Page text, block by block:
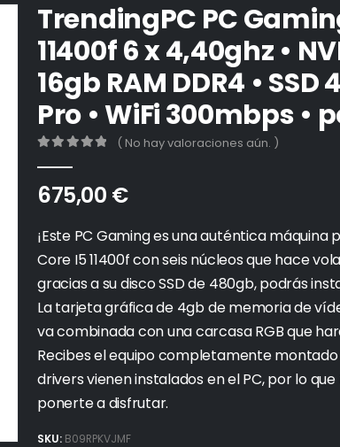
TrendingPC PC
11400f 6 x 4,40ghz •
16gb RAM DDR4 •
Pro • WiFi 300mbps •
( No hay valoraciones aún. )
675,00 €
¡Este PC Gaming es una auténtica
Core I5 11400f con seis núcleos que hace
gracias a su disco SSD de 480gb, podrás
La tarjeta gráfica de 4gb de memoria de
va combinada con una carcasa RGB que
Recibes el equipo completamente montado
drivers vienen instalados en el PC, por lo
ponerte a disfrutar.
SKU: B09RPKVJMF